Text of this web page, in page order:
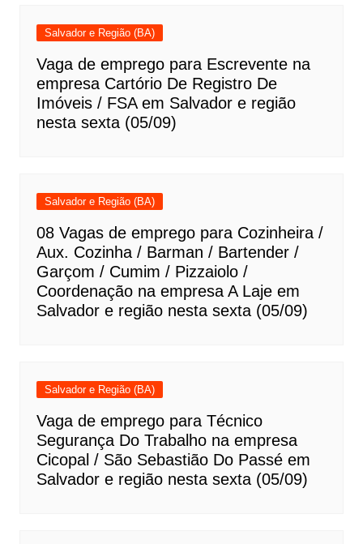
Salvador e Região (BA)
Vaga de emprego para Escrevente na
empresa Cartório De Registro De
Imóveis / FSA em Salvador e região
nesta sexta (05/09)
Salvador e Região (BA)
08 Vagas de emprego para Cozinheira /
Aux. Cozinha / Barman / Bartender /
Garçom / Cumim / Pizzaiolo /
Coordenação na empresa A Laje em
Salvador e região nesta sexta (05/09)
Salvador e Região (BA)
Vaga de emprego para Técnico
Segurança Do Trabalho na empresa
Cicopal / São Sebastião Do Passé em
Salvador e região nesta sexta (05/09)